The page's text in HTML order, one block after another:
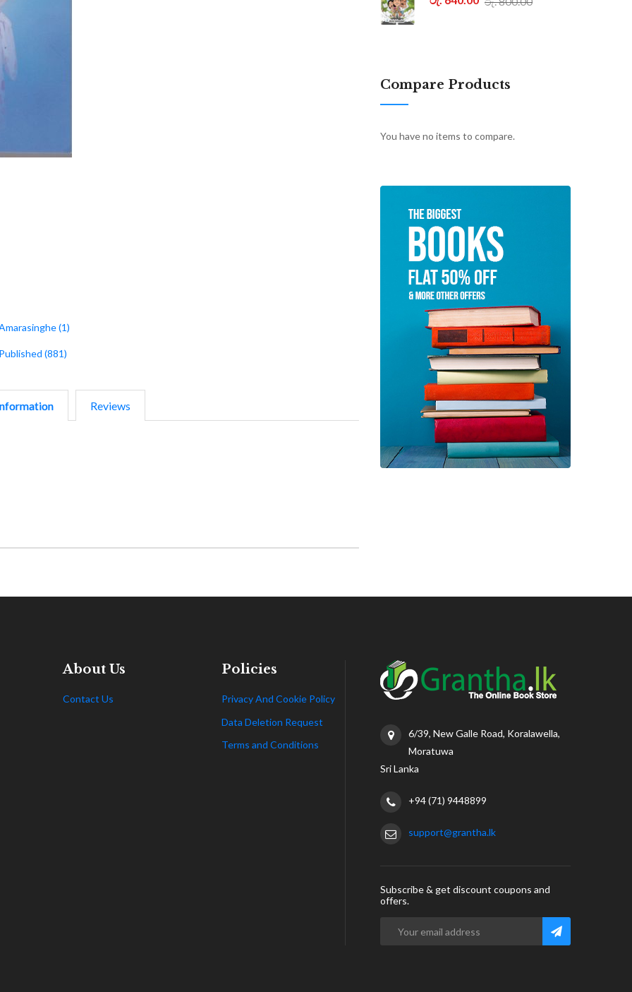
(1)
(881)
Reviews
Compare Products
You have no items to compare.
About Us
Contact Us
Policies
Privacy And Cookie Policy
Data Deletion Request
Terms and Conditions
6/39, New Galle Road, Koralawella,
Moratuwa
Sri Lanka
+94 (71) 9448899
support@grantha.lk
Subscribe & get discount coupons and
offers.